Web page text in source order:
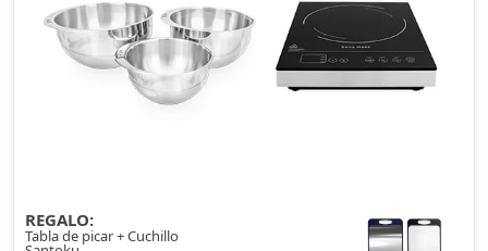
REGALO:
Tabla de picar + Cuchillo